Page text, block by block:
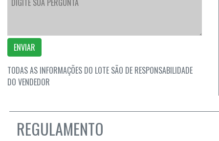
ENVIAR
TODAS AS INFORMAÇÕES DO LOTE SÃO DE RESPONSABILIDADE
DO VENDEDOR
REGULAMENTO